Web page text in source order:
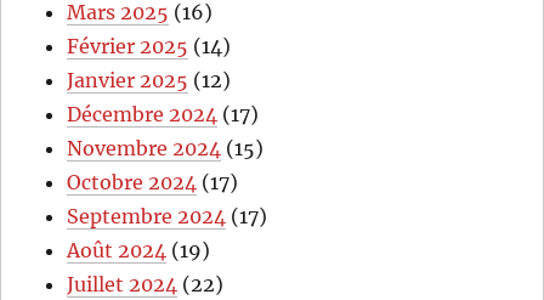
Mars 2025 (16)
Février 2025 (14)
Janvier 2025 (12)
Décembre 2024 (17)
Novembre 2024 (15)
Octobre 2024 (17)
Septembre 2024 (17)
Août 2024 (19)
Juillet 2024 (22)